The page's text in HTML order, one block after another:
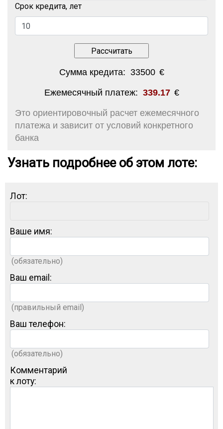
Срок кредита, лет
Сумма кредита: 33500 €
Ежемесячный платеж: 339.17 €
Это ориентировочный расчет ежемесячного
платежа и зависит от условий конкретного
банка
Узнать подробнее об этом лоте:
Лот:
Ваше имя:
(обязательно)
Ваш email:
(правильный email)
Ваш телефон:
(обязательно)
Комментарий
к лоту: